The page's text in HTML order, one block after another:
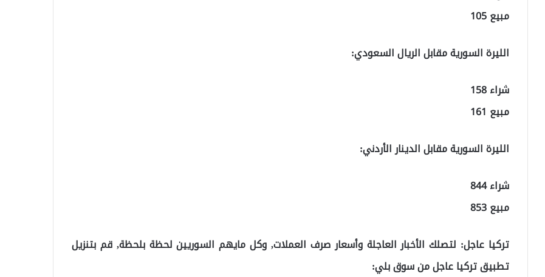
مبيع 105
الليرة السورية مقابل الريال السعودي:
شراء 158
مبيع 161
الليرة السورية مقابل الدينار الأردني:
شراء 844
مبيع 853
تركيا عاجل: لتصلك الأخبار العاجلة وأسعار صرف العملات, وكل مايهم السوريين لحظة بلحظة, قم بتنزيل
تطبيق تركيا عاجل من سوق بلي: